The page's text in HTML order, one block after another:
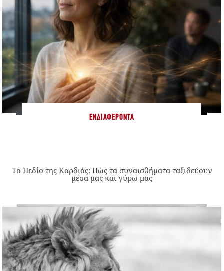
ΕΝΔΙΑΦΈΡΟΝΤΑ
Το Πεδίο της Καρδιάς: Πώς τα συναισθήματα ταξιδεύουν
μέσα μας και γύρω μας